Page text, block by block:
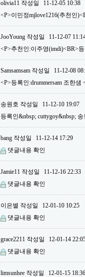
olivia11 작성일
11-12-05 10:38
<P>이민정mjlove1216(추천인
JooYoung 작성일
11-12-07
<P>추천인:이주영(imdi)<BR>
Samsamsam 작성일
11-12-08
<P>등록인:drummersam 조한
송원호 작성일
11-12-10 19:07
등록인&nbsp; cuttygoy&nbsp;
bang 작성일
11-12-14 17:29
댓글내용 확인
Jamie11 작성일
11-12-16 22:33
댓글내용 확인
이은별 작성일
12-01-10 10:25
댓글내용 확인
grace2211 작성일
12-01-14
댓글내용 확인
limsunhee 작성일
12-01-15 18:36